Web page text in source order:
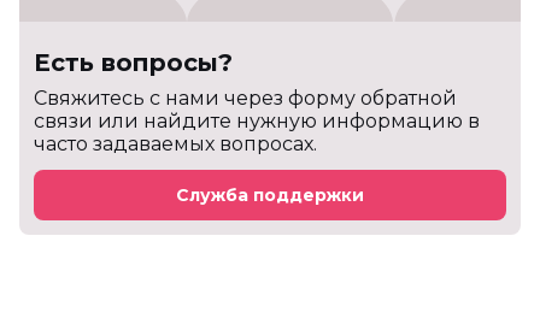
Есть вопросы?
Cвяжитесь с нами через форму обратной
связи или найдите нужную информацию в
часто задаваемых вопросах.
Служба поддержки